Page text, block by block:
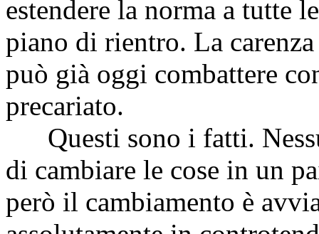
estendere la norma a tutte
piano di rientro. La
può già oggi combattere
precariato.
Questi sono i fatti.
di cambiare le cose in un
però il cambiamento è